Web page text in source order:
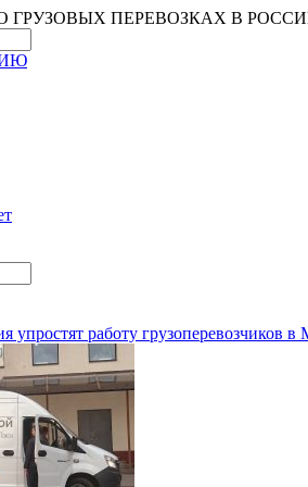
ГРУЗОВЫХ ПЕРЕВОЗКАХ В
упростят работу грузоперевозчиков в